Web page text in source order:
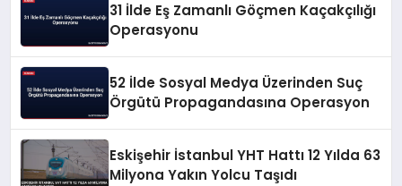
31 İlde Eş Zamanlı Göçmen Kaçakçılığı
Operasyonu
52 İlde Sosyal Medya Üzerinden Suç
Örgütü Propagandasına Operasyon
Eskişehir İstanbul YHT Hattı 12 Yılda 63
Milyona Yakın Yolcu Taşıdı